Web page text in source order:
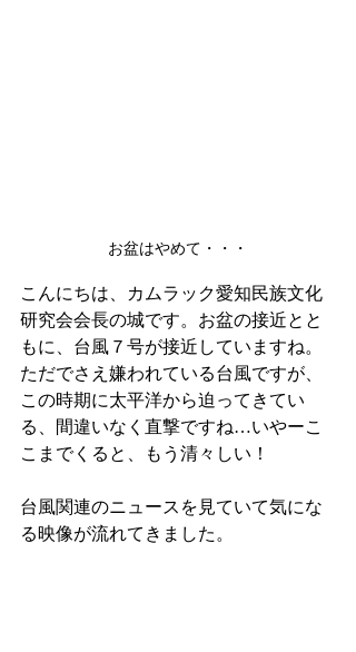
お盆はやめて・・・
こんにちは、カムラック愛知民族文化
研究会会長の城です。お盆の接近とと
もに、台風７号が接近していますね。
ただでさえ嫌われている台風ですが、
この時期に太平洋から迫ってきてい
る、間違いなく直撃ですね…いやーこ
こまでくると、もう清々しい！
台風関連のニュースを見ていて気にな
る映像が流れてきました。